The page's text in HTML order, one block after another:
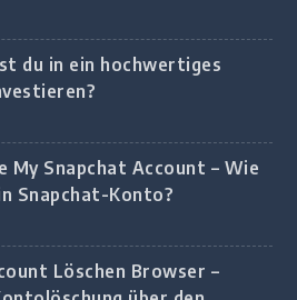
du in ein hochwertiges
My Snapchat Account – Wie
Snapchat-Konto?
Löschen Browser –